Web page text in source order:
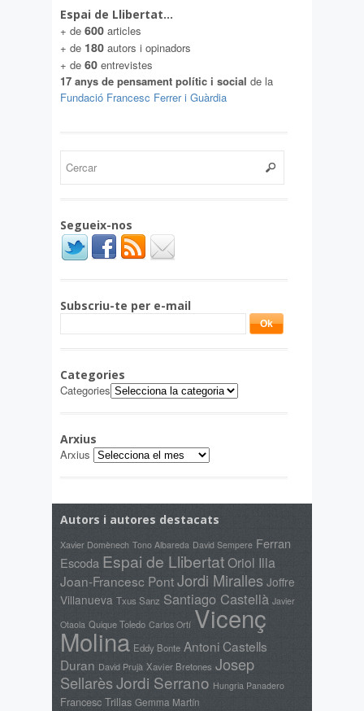
Espai de Llibertat…
+ de 600 articles
+ de 180 autors i opinadors
+ de 60 entrevistes
17 anys de pensament polític i social de la
Fundació Francesc Ferrer i Guàrdia
Segueix-nos
Subscriu-te per e-mail
Categories
Categories
Arxius
Arxius
Autors i autores destacats
Xavier Domènech Tono Albareda David Sempere Ferran
Escoda Espai de LlibertatOriol Illa
Joan-Francesc PontJordi Miralles Joffre
Villanueva Txus Sanz Santiago Castellà Javier
Otaola Quique Toledo Carlos Ortí Vicenç
Molina Eddy Bonte Antoni Castells
Duran David Prujà Xavier Bretones Josep
SellarèsJordi Serrano Hungria Panadero
Francesc Trillas Gemma Martín